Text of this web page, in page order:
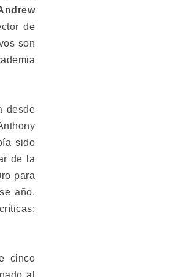
de
son
desde
sido
de la
para
año.
cinco